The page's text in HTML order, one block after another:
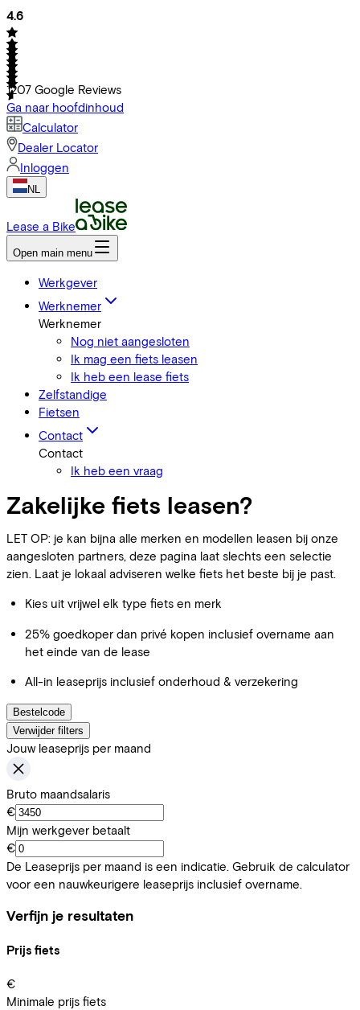
4.6
1207 Google Reviews
Ga naar hoofdinhoud
Calculator
Dealer Locator
Inloggen
NL
Lease a Bike
Open main menu
Werkgever
Werknemer
Werknemer
Nog niet aangesloten
Ik mag een fiets leasen
Ik heb een lease fiets
Zelfstandige
Fietsen
Contact
Contact
Ik heb een vraag
Zakelijke fiets leasen?
LET OP: je kan bijna alle merken en modellen leasen bij onze
aangesloten partners, deze pagina laat slechts een selectie
zien. Laat je lokaal adviseren welke fiets het beste bij je past.
Kies uit vrijwel elk type fiets en merk
25% goedkoper dan privé kopen inclusief overname aan
het einde van de lease
All-in leaseprijs inclusief onderhoud & verzekering
Bestelcode
Verwijder filters
Jouw leaseprijs per maand
Bruto maandsalaris
€
Mijn werkgever betaalt
€
De Leaseprijs per maand is een indicatie. Gebruik de calculator
voor een nauwkeurigere leaseprijs inclusief overname.
Verfijn je resultaten
Prijs fiets
€
Minimale prijs fiets